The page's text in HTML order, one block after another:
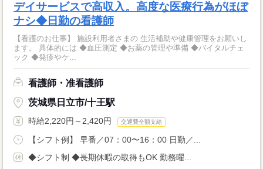
デイサービスで高収入。高度な医療行為がほぼ
ナシ◆日勤の看護師
【看護のお仕事】 施設利用者さまの 生活補助や健康管理をお願いし
ます。 具体的には ◆血圧測定 ◆お薬の管理や準備 ◆バイタルチェ
ック ◆発疹やケ...
看護師・准看護師
茨城県日立市/十王駅
時給2,220円～2,420円 交通費全額支給
【シフト例】 早番／07：00〜16：00 日勤／...
◆シフト制 ◆長期休暇の取得もOK 勤務曜...